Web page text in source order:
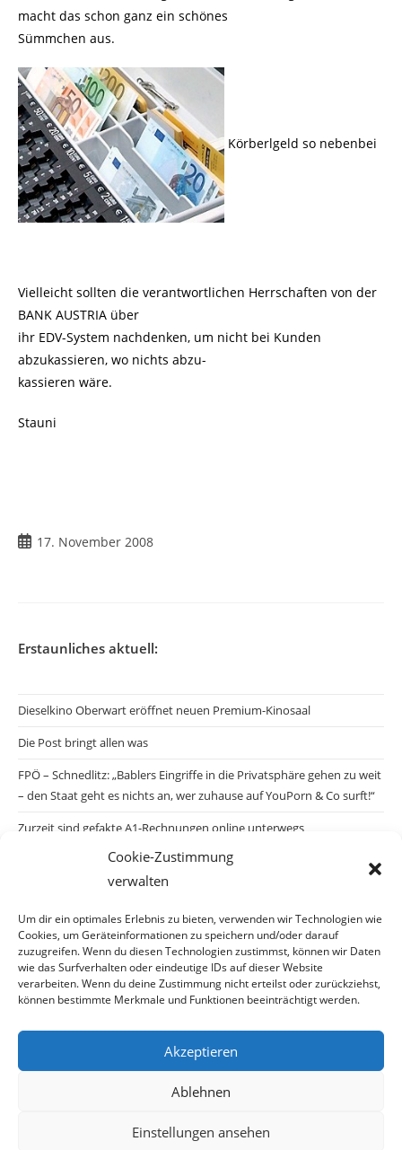
Cookie-Zustimmung
verwalten
Um dir ein optimales Erlebnis zu bieten, verwenden wir Technologien wie
Cookies, um Geräteinformationen zu speichern und/oder darauf
zuzugreifen. Wenn du diesen Technologien zustimmst, können wir Daten
wie das Surfverhalten oder eindeutige IDs auf dieser Website
verarbeiten. Wenn du deine Zustimmung nicht erteilst oder zurückziehst,
können bestimmte Merkmale und Funktionen beeinträchtigt werden.
Akzeptieren
Ablehnen
Einstellungen ansehen
macht das schon ganz ein schönes
Sümmchen aus.
Körberlgeld so nebenbei
Vielleicht sollten die verantwortlichen Herrschaften von der
BANK AUSTRIA über
ihr EDV-System nachdenken, um nicht bei Kunden
abzukassieren, wo nichts abzu-
kassieren wäre.
Stauni
Beitrag17. November 2008
Erstaunliches aktuell:
Dieselkino Oberwart eröffnet neuen Premium-Kinosaal
Die Post bringt allen was
FPÖ – Schnedlitz: „Bablers Eingriffe in die Privatsphäre gehen zu weit
– den Staat geht es nichts an, wer zuhause auf YouPorn & Co surft!“
Zurzeit sind gefakte A1-Rechnungen online unterwegs
Salzburgs Juden und ihre Sicherheit: „Erst nach einem Anschlag wäre
die Gefahr endlich konkret!“
Biologisches Wunder in Ceuta
Ein vermeintliches Abschiebemärchen
Archiv